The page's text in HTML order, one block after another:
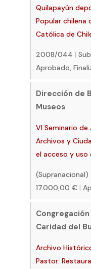
Quilapayún
Popular chilena
Católica de
2008/044 |
Aprobado,
Dirección de
Museos
VI Seminario de
Archivos y
el acceso y uso
17.000,00 € |
Caridad del
Archivo
Pastor: